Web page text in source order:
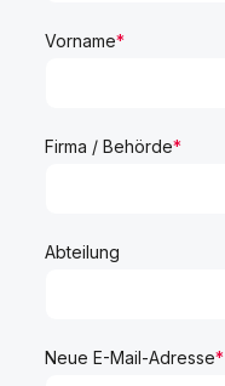
Vorname*
Firma / Behörde*
Abteilung
Neue E-Mail-Adresse*